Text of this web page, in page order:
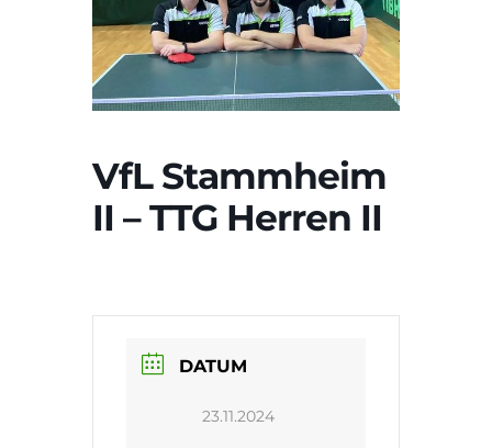
VfL Stammheim
II – TTG Herren II
DATUM
23.11.2024